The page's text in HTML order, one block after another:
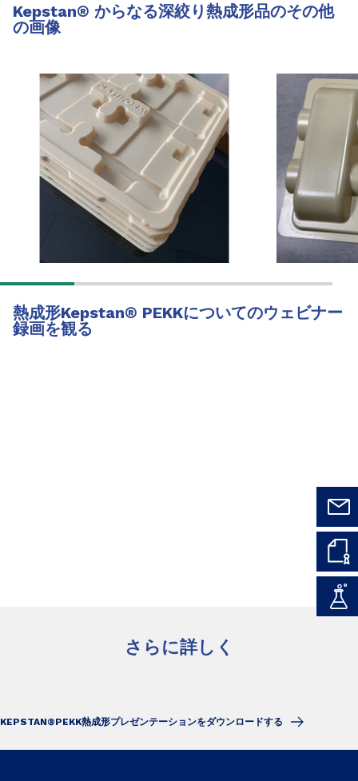
Kepstan® からなる深絞り熱成形品のその他
の画像
熱成形Kepstan® PEKKについてのウェビナー
録画を観る
さらに詳しく
KEPSTAN®PEKK熱成形プレゼンテーションをダウンロードする